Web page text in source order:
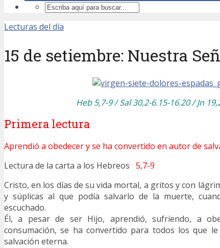
Lecturas del día
15 de setiembre: Nuestra
Heb 5,7-9 / Sal 30,2-6.15-16.20 / Jn
Primera lectura
Aprendió a obedecer y se ha convertido en autor de
Lectura de la carta a los Hebreos 5,7-9
Cristo, en los días de su vida mortal, a gritos y con
y súplicas al que podía salvarlo de la muerte,
escuchado.
Él, a pesar de ser Hijo, aprendió, sufriendo, a
consumación, se ha convertido para todos los que
salvación eterna.